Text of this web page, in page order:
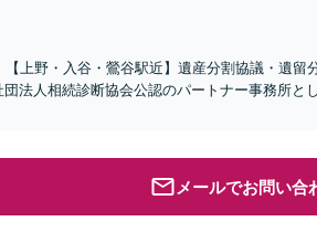
【上野・入谷・鶯谷駅近】遺産分割協議・遺留
法人相続診断協会公認のパートナー事務所と
メールでお問い合